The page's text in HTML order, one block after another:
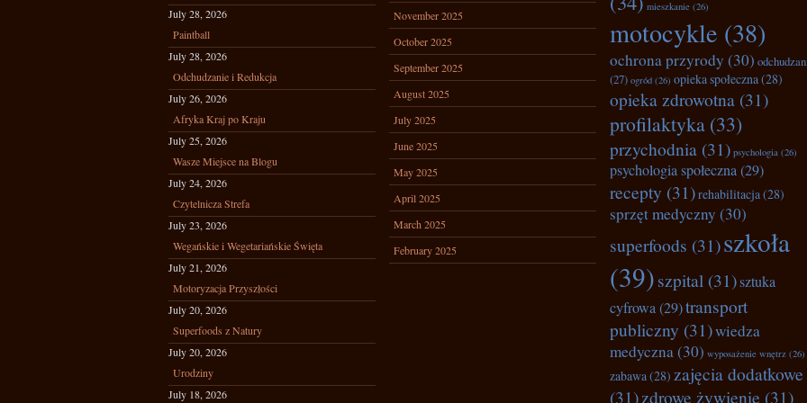
July 28, 2026
Paintball
July 28, 2026
Odchudzanie i Redukcja
July 26, 2026
Afryka Kraj po Kraju
July 25, 2026
Wasze Miejsce na Blogu
July 24, 2026
Czytelnicza Strefa
July 23, 2026
Wegańskie i Wegetariańskie Święta
July 21, 2026
Motoryzacja Przyszłości
July 20, 2026
Superfoods z Natury
July 20, 2026
Urodziny
July 18, 2026
November 2025
October 2025
September 2025
August 2025
July 2025
June 2025
May 2025
April 2025
March 2025
February 2025
mieszkanie (26)
motocykle (38)
ochrona przyrody (30)
(27) ogród (26) opieka społeczna(28)
opieka zdrowotna (31)
profilaktyka (33)
przychodnia (31) psychologia (26)
psychologia społeczna(29)
recepty (31)rehabilitacja(28)
sprzęt medyczny (30)
superfoods (31)szkoła
(39)szpital (31)sztuka
cyfrowa(29)transport
publiczny (31)wiedza
medyczna(30) wyposażenie wnętrz (26)
zabawa(28) zajęcia dodatkowe
(31)zdrowe żywienie (31)